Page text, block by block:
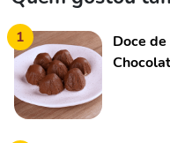
1
Doce de